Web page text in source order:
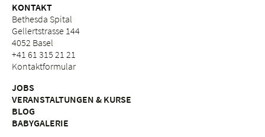
KONTAKT
Bethesda Spital
Gellertstrasse 144
4052 Basel
+41 61 315 21 21
Kontaktformular
JOBS
VERANSTALTUNGEN & KURSE
BLOG
BABYGALERIE